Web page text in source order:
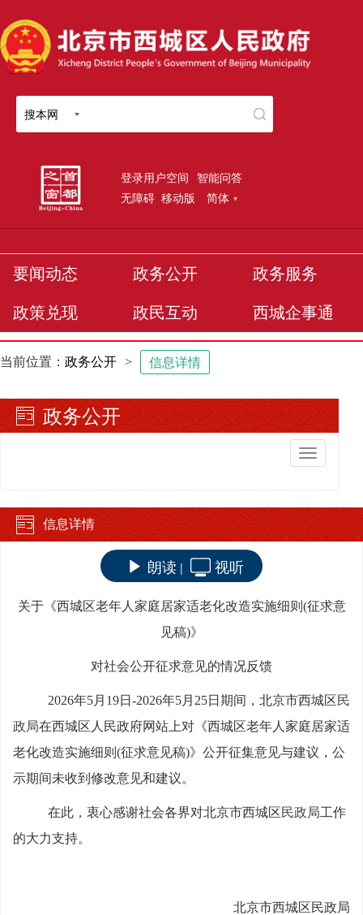
搜本网
登录用户空间 智能问答
无障碍 移动版 简体
要闻动态 政务公开 政务服务
政策兑现 政民互动 西城企事通
当前位置： 政务公开 > 信息详情
政务公开
切
换
航
信息详情
朗读 | 视听
关于《西城区老年人家庭居家适老化改造实施细则 (征求意
见稿)》
对社会公开征求意见的情况反馈
2026年5月 19日-2026年5月 25日期间，北京市西城区民
政局在西城区人民政府网站上对《西城区老年人家庭居家适
老化改造实施细则 (征求意见稿)》公开征集意见与建议， 公
示期间未收到修改意见和建议。
在此，衷心感谢社会各界对北京市西城区民政局工作
的大力支持。
北京市西城区民政局